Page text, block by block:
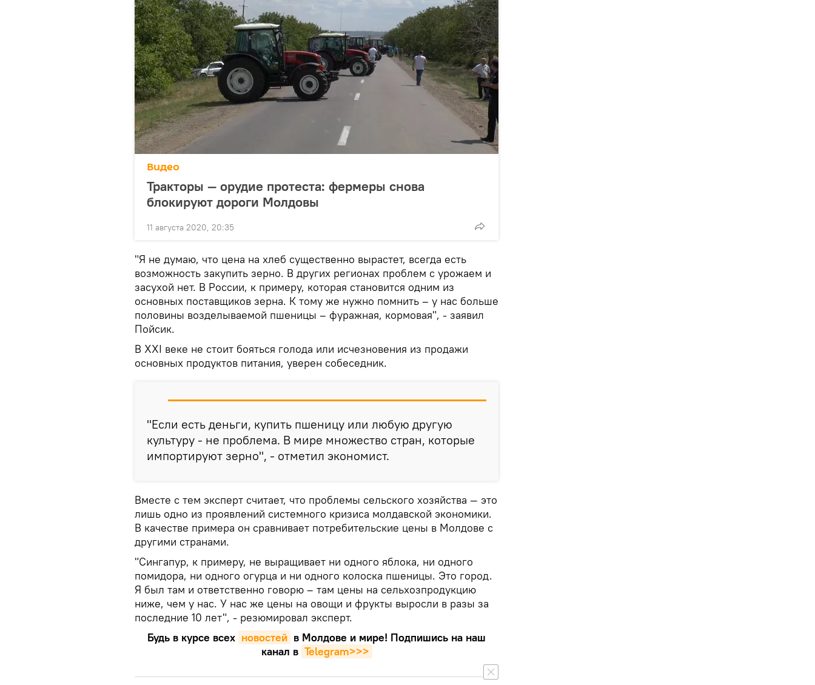
Видео
Тракторы — орудие протеста: фермеры снова
блокируют дороги Молдовы
11 августа 2020, 20:35
"Я не думаю, что цена на хлеб существенно вырастет, всегда есть
возможность закупить зерно. В других регионах проблем с урожаем и
засухой нет. В России, к примеру, которая становится одним из
основных поставщиков зерна. К тому же нужно помнить – у нас больше
половины возделываемой пшеницы – фуражная, кормовая", - заявил
Пойсик.
В XXI веке не стоит бояться голода или исчезновения из продажи
основных продуктов питания, уверен собеседник.
"Если есть деньги, купить пшеницу или любую другую
культуру - не проблема. В мире множество стран, которые
импортируют зерно", - отметил экономист.
Вместе с тем эксперт считает, что проблемы сельского хозяйства — это
лишь одно из проявлений системного кризиса молдавской экономики.
В качестве примера он сравнивает потребительские цены в Молдове с
другими странами.
"Сингапур, к примеру, не выращивает ни одного яблока, ни одного
помидора, ни одного огурца и ни одного колоска пшеницы. Это город.
Я был там и ответственно говорю – там цены на сельхозпродукцию
ниже, чем у нас. У нас же цены на овощи и фрукты выросли в разы за
последние 10 лет", - резюмировал эксперт.
Будь в курсе всех новостей в Молдове и мире! Подпишись на наш
канал в Telegram>>>